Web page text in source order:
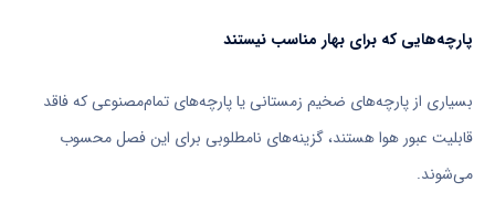
پارچه‌هایی که برای بهار مناسب نیستند
بسیاری از پارچه‌های ضخیم زمستانی یا پارچه‌های تمام‌مصنوعی که فاقد
قابلیت عبور هوا هستند، گزینه‌های نامطلوبی برای این فصل محسوب
می‌شوند.